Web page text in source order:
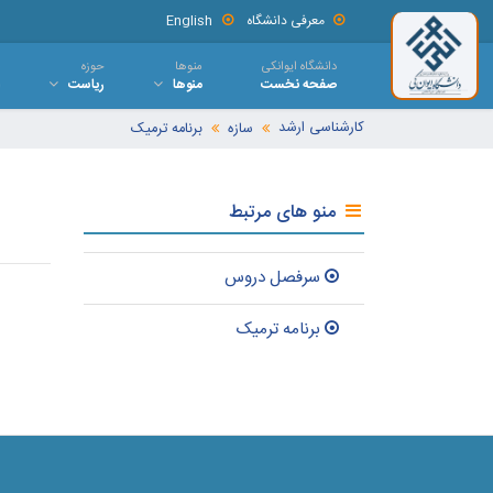
معرفی دانشگاه English
دانشگاه ایوانکی
صفحه نخست
منوها
منوها
حوزه
ریاست
کارشناسی ارشد سازه برنامه ترمیک
منو های مرتبط
سرفصل دروس
برنامه ترمیک